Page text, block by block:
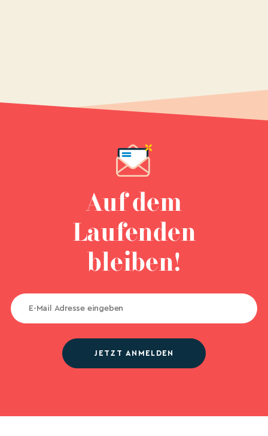
Auf dem
Laufenden
bleiben!
JETZT ANMELDEN